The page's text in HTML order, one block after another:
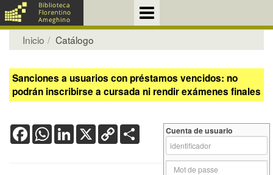
Inicio Catálogo
Sanciones a usuarios con préstamos vencidos: no
podrán inscribirse a cursada ni rendir exámenes finales
FacebookWhatsApp
LinkedIn
X Copy
Link
Cuenta de usuario